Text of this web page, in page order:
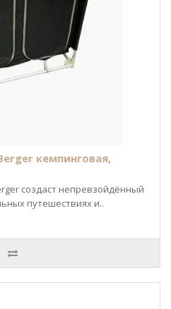
кемпинговая,
создаст непревзойдённый
путешествиях и..